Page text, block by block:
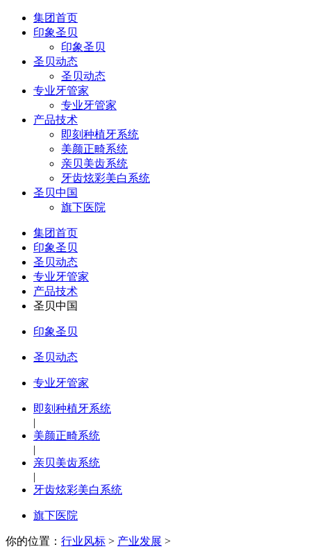
集团首页
印象圣贝
印象圣贝
圣贝动态
圣贝动态
专业牙管家
专业牙管家
产品技术
即刻种植牙系统
美颜正畸系统
亲贝美齿系统
牙齿炫彩美白系统
圣贝中国
旗下医院
集团首页
印象圣贝
圣贝动态
专业牙管家
产品技术
圣贝中国
印象圣贝
圣贝动态
专业牙管家
即刻种植牙系统
|
美颜正畸系统
|
亲贝美齿系统
|
牙齿炫彩美白系统
旗下医院
你的位置： 行业风标 > 产业发展 >